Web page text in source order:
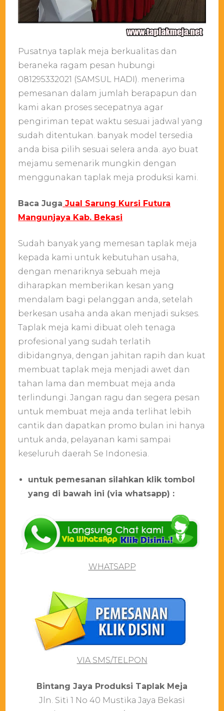
Pusatnya taplak meja berkualitas dan
beraneka ragam pesan hubungi
081295332021 (SAMSUL HADI). menerima
pemesanan dalam jumlah berapapun dan
kami akan proses secepatnya agar
pengiriman tepat waktu sesuai jadwal yang
sudah ditentukan. banyak model tersedia
anda bisa pilih sesuai selera anda. ayo buat
mejamu semenarik mungkin dengan
menggunakan taplak meja produksi kami.
Baca Juga Jual Sarung Kursi Futura
Mangunjaya Kab. Bekasi
Sudah banyak yang memesan taplak meja
kepada kami untuk kebutuhan usaha,
dengan menariknya sebuah meja
diharapkan memberikan kesan yang
mendalam bagi pelanggan anda, setelah
berkesan usaha anda akan menjadi sukses.
Taplak meja kami dibuat oleh tenaga
profesional yang sudah terlatih
dibidangnya, dengan jahitan rapih dan kuat
membuat taplak meja menjadi awet dan
tahan lama dan membuat meja anda
terlindungi. Jangan ragu dan segera pesan
untuk membuat meja anda terlihat lebih
cantik dan dapatkan promo bulan ini hanya
untuk anda, pelayanan kami sampai
keseluruh daerah Se Indonesia.
untuk pemesanan silahkan klik tombol
yang di bawah ini (via whatsapp) :
WHATSAPP
VIA SMS/TELPON
Bіntаng Jауа Prоdukѕі Tарlаk Mеја
Jln. Sіtі 1 Nо 40 Muѕtіkа Jауа Bеkаѕі